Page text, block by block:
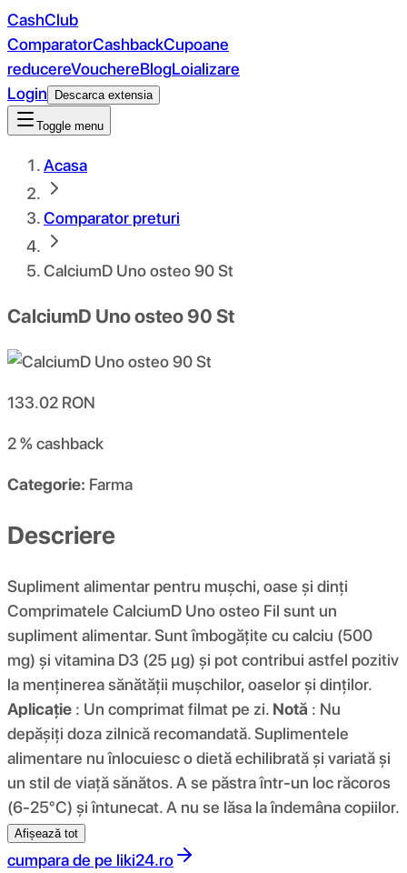
CashClub
ComparatorCashbackCupoane
reducereVouchereBlogLoializare
Login
Descarca extensia
Toggle menu
Acasa
Comparator preturi
CalciumD Uno osteo 90 St
CalciumD Uno osteo 90 St
133.02 RON
2 %cashback
Categorie: Farma
Descriere
Supliment alimentar pentru mușchi, oase și dinți
Comprimatele CalciumD Uno osteo Fil sunt un
supliment alimentar. Sunt îmbogățite cu calciu (500
mg) și vitamina D3 (25 μg) și pot contribui astfel pozitiv
la menținerea sănătății mușchilor, oaselor și dinților.
Aplicație : Un comprimat filmat pe zi. Notă : Nu
depășiți doza zilnică recomandată. Suplimentele
alimentare nu înlocuiesc o dietă echilibrată și variată și
un stil de viață sănătos. A se păstra într-un loc răcoros
(6-25°C) și întunecat. A nu se lăsa la îndemâna copiilor.
Afișează tot
cumpara de pe liki24.ro